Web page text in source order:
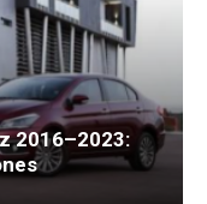
2016–2023: